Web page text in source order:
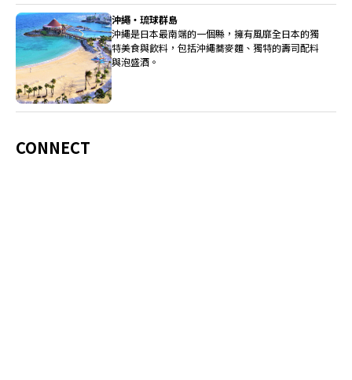
沖繩・琉球群島
沖繩是日本最南端的一個縣，擁有風靡全日本的獨
特美食與飲料，包括沖繩蕎麥麵、獨特的壽司配料
與泡盛酒。
CONNECT